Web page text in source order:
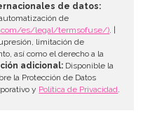
de datos:
de
es/legal/termsofuse/). |
limitación de
así como el derecho a la
adicional: Disponible la
la Protección de Datos
y Política de Privacidad.